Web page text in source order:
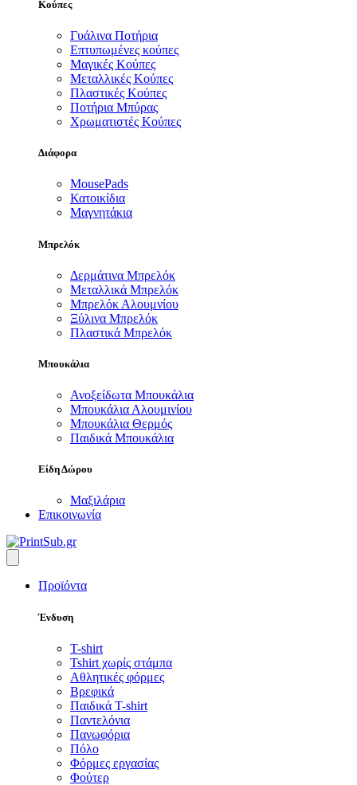
Κούπες
Γυάλινα Ποτήρια
Επτυπωμένες κούπες
Μαγικές Κούπες
Μεταλλικές Κούπες
Πλαστικές Κούπες
Ποτήρια Μπύρας
Χρωματιστές Κούπες
Διάφορα
MousePads
Κατοικίδια
Μαγνητάκια
Μπρελόκ
Δερμάτινα Μπρελόκ
Μεταλλικά Μπρελόκ
Μπρελόκ Αλουμνίου
Ξύλινα Μπρελόκ
Πλαστικά Μπρελόκ
Μπουκάλια
Ανοξείδωτα Μπουκάλια
Μπουκάλια Αλουμινίου
Μπουκάλια Θερμός
Παιδικά Μπουκάλια
Είδη Δώρου
Μαξιλάρια
Επικοινωνία
Προϊόντα
Ένδυση
T-shirt
Tshirt χωρίς στάμπα
Αθλητικές φόρμες
Βρεφικά
Παιδικά T-shirt
Παντελόνια
Πανωφόρια
Πόλο
Φόρμες εργασίας
Φούτερ